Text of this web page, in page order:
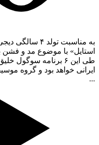
به مناسبت
طی این ۶ برنامه
ایرانی خواهد بود و گروه
...